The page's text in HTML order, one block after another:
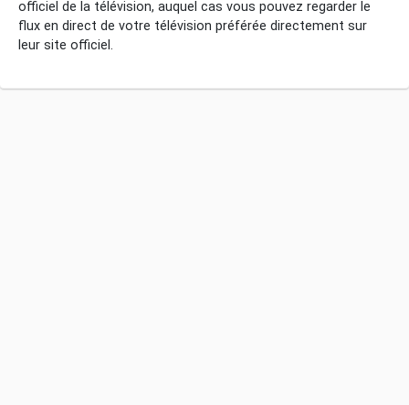
officiel de la télévision, auquel cas vous pouvez regarder le
flux en direct de votre télévision préférée directement sur
leur site officiel.